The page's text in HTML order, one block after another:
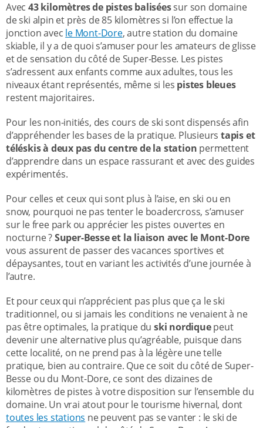
Avec 43 kilomètres de pistes baliséessur son domaine
de ski alpin et près de 85 kilomètres si l’on effectue la
jonction avec le Mont-Dore, autre station du domaine
skiable, il y a de quoi s’amuser pour les amateurs de glisse
et de sensation du côté de Super-Besse. Les pistes
s’adressent aux enfants comme aux adultes, tous les
niveaux étant représentés, même si les pistes bleues
restent majoritaires.
Pour les non-initiés, des cours de ski sont dispensés afin
d’appréhender les bases de la pratique. Plusieurs tapis et
téléskis à deux pas du centre de la station permettent
d’apprendre dans un espace rassurant et avec des guides
expérimentés.
Pour celles et ceux qui sont plus à l’aise, en ski ou en
snow, pourquoi ne pas tenter le boadercross, s’amuser
sur le free park ou apprécier les pistes ouvertes en
nocturne ?Super-Besse et la liaison avec le Mont-Dore
vous assurent de passer des vacances sportives et
dépaysantes, tout en variant les activités d’une journée à
l’autre.
Et pour ceux qui n’apprécient pas plus que ça le ski
traditionnel, ou si jamais les conditions ne venaient à ne
pas être optimales, la pratique duski nordiquepeut
devenir une alternative plus qu’agréable, puisque dans
cette localité, on ne prend pas à la légère une telle
pratique, bien au contraire. Que ce soit du côté de Super-
Besse ou du Mont-Dore, ce sont des dizaines de
kilomètres de pistes à votre disposition sur l’ensemble du
domaine. Un vrai atout pour le tourisme hivernal, dont
toutes les stations ne peuvent pas se vanter : le ski de